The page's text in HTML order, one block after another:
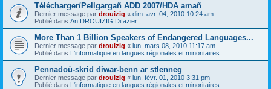
Télécharger/Pellgargañ ADD 2007/HDA amañ
Dernier message par drouizig « dim. avr. 04, 2010 10:24 am
Publié dans An DROUIZIG Difazier
More Than 1 Billion Speakers of Endangered Languages...
Dernier message par drouizig « lun. mars 08, 2010 11:17 am
Publié dans L'informatique en langues régionales et minoritaires
Pennadoù-skrid diwar-benn ar stlenneg
Dernier message par drouizig « lun. févr. 01, 2010 3:31 pm
Publié dans L'informatique en langues régionales et minoritaires